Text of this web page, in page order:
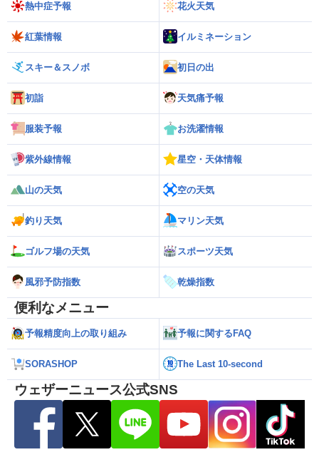
熱中症予報 花火天気
紅葉情報 イルミネーション
スキー＆スノボ 初日の出
初詣 天気痛予報
服装予報 お洗濯情報
紫外線情報 星空・天体情報
山の天気 空の天気
釣り天気 マリン天気
ゴルフ場の天気 スポーツ天気
風邪予防指数 乾燥指数
便利なメニュー
予報精度向上の取り組み 予報に関するFAQ
SORASHOP The Last 10-second
ウェザーニュース公式SNS